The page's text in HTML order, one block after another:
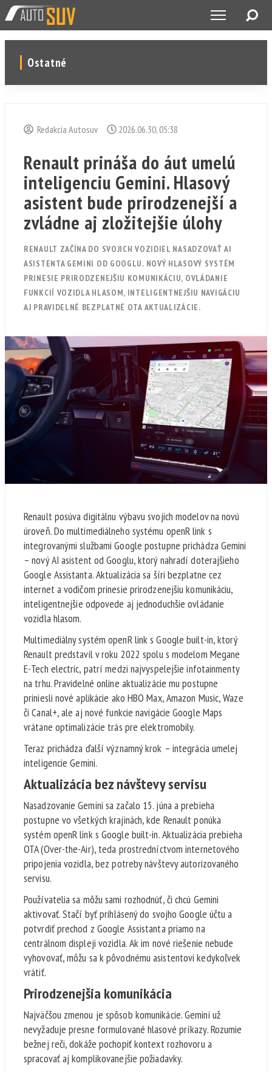
Ostatné
Redakcia Autosuv 2026.06.30, 05:38
Renault prináša do áut umelú
inteligenciu Gemini. Hlasový
asistent bude prirodzenejší a
zvládne aj zložitejšie úlohy
RENAULT ZAČÍNA DO SVOJICH VOZIDIEL NASADZOVAŤ AI
ASISTENTA GEMINI OD GOOGLU. NOVÝ HLASOVÝ SYSTÉM
PRINESIE PRIRODZENEJŠIU KOMUNIKÁCIU, OVLÁDANIE
FUNKCIÍ VOZIDLA HLASOM, INTELIGENTNEJŠIU NAVIGÁCIU
AJ PRAVIDELNÉ BEZPLATNÉ OTA AKTUALIZÁCIE.
Renault posúva digitálnu výbavu svojich modelov na novú
úroveň. Do multimediálneho systému openR link s
integrovanými službami Google postupne prichádza Gemini
– nový AI asistent od Googlu, ktorý nahradí doterajšieho
Google Assistanta. Aktualizácia sa šíri bezplatne cez
internet a vodičom prinesie prirodzenejšiu komunikáciu,
inteligentnejšie odpovede aj jednoduchšie ovládanie
vozidla hlasom.
Multimediálny systém openR link s Google built-in, ktorý
Renault predstavil v roku 2022 spolu s modelom Megane
E-Tech electric, patrí medzi najvyspelejšie infotainmenty
na trhu. Pravidelné online aktualizácie mu postupne
priniesli nové aplikácie ako HBO Max, Amazon Music, Waze
či Canal+, ale aj nové funkcie navigácie Google Maps
vrátane optimalizácie trás pre elektromobily.
Teraz prichádza ďalší významný krok – integrácia umelej
inteligencie Gemini.
Aktualizácia bez návštevy servisu
Nasadzovanie Gemini sa začalo 15. júna a prebieha
postupne vo všetkých krajinách, kde Renault ponúka
systém openR link s Google built-in. Aktualizácia prebieha
OTA (Over-the-Air), teda prostredníctvom internetového
pripojenia vozidla, bez potreby návštevy autorizovaného
servisu.
Používatelia sa môžu sami rozhodnúť, či chcú Gemini
aktivovať. Stačí byť prihlásený do svojho Google účtu a
potvrdiť prechod z Google Assistanta priamo na
centrálnom displeji vozidla. Ak im nové riešenie nebude
vyhovovať, môžu sa k pôvodnému asistentovi kedykoľvek
vrátiť.
Prirodzenejšia komunikácia
Najväčšou zmenou je spôsob komunikácie. Gemini už
nevyžaduje presne formulované hlasové príkazy. Rozumie
bežnej reči, dokáže pochopiť kontext rozhovoru a
spracovať aj komplikovanejšie požiadavky.